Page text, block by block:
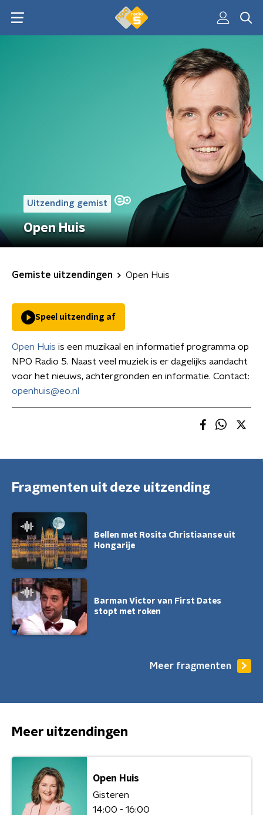
Uitzending gemist
Open Huis
Gemiste uitzendingen Open Huis
Speel uitzending af
Open Huis is een muzikaal en informatief programma op
NPO Radio 5. Naast veel muziek is er dagelijks aandacht
voor het nieuws, achtergronden en informatie. Contact:
openhuis@eo.nl
Fragmenten uit deze uitzending
Bellen met Rosita Christiaanse uit
Hongarije
Barman Victor van First Dates
stopt met roken
Meer fragmenten
Meer uitzendingen
Open Huis
Gisteren
14:00 - 16:00